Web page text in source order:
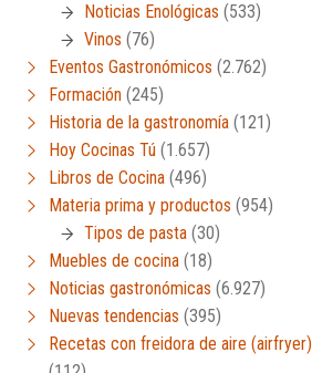
Noticias Enológicas (533)
Vinos (76)
Eventos Gastronómicos (2.762)
Formación (245)
Historia de la gastronomía (121)
Hoy Cocinas Tú (1.657)
Libros de Cocina (496)
Materia prima y productos (954)
Tipos de pasta (30)
Muebles de cocina (18)
Noticias gastronómicas (6.927)
Nuevas tendencias (395)
Recetas con freidora de aire (airfryer)